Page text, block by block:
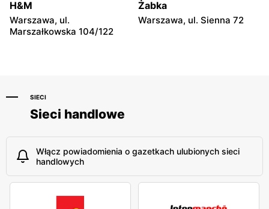
H&M
Warszawa, ul.
Marszałkowska 104/122
Żabka
Warszawa, ul. Sienna 72
SIECI
Sieci handlowe
Włącz powiadomienia o gazetkach ulubionych sieci
handlowych